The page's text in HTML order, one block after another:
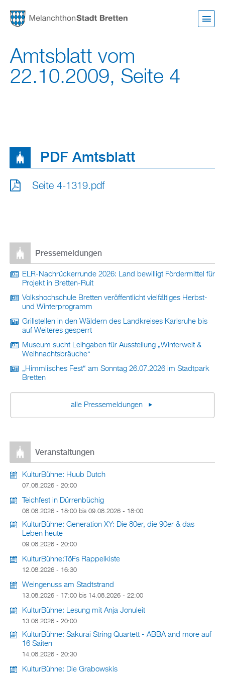
Amtsblatt vom
22.10.2009, Seite 4
PDF Amtsblatt
Seite 4-1319.pdf
Pressemeldungen
ELR-Nachrückerrunde 2026: Land bewilligt Fördermittel für
Projekt in Bretten-Ruit
Volkshochschule Bretten veröffentlicht vielfältiges Herbst-
und Winterprogramm
Grillstellen in den Wäldern des Landkreises Karlsruhe bis
auf Weiteres gesperrt
Museum sucht Leihgaben für Ausstellung „Winterwelt &
Weihnachtsbräuche“
„Himmlisches Fest“ am Sonntag 26.07.2026 im Stadtpark
Bretten
alle Pressemeldungen
Veranstaltungen
KulturBühne: Huub Dutch
07.08.2026 - 20:00
Teichfest in Dürrenbüchig
08.08.2026 - 18:00 bis 09.08.2026 - 18:00
KulturBühne: Generation XY: Die 80er, die 90er & das
Leben heute
09.08.2026 - 20:00
KulturBühne:TöFs Rappelkiste
12.08.2026 - 16:30
Weingenuss am Stadtstrand
13.08.2026 - 17:00 bis 14.08.2026 - 22:00
KulturBühne: Lesung mit Anja Jonuleit
13.08.2026 - 20:00
KulturBühne: Sakurai String Quartett - ABBA and more auf
16 Saiten
14.08.2026 - 20:30
KulturBühne: Die Grabowskis